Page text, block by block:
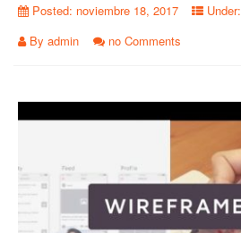
Posted: noviembre 18, 2017 Under:
By admin no Comments